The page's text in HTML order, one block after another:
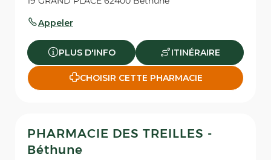
Appeler
PLUS D'INFO ITINÉRAIRE
CHOISIR CETTE PHARMACIE
PHARMACIE DES TREILLES -
Béthune